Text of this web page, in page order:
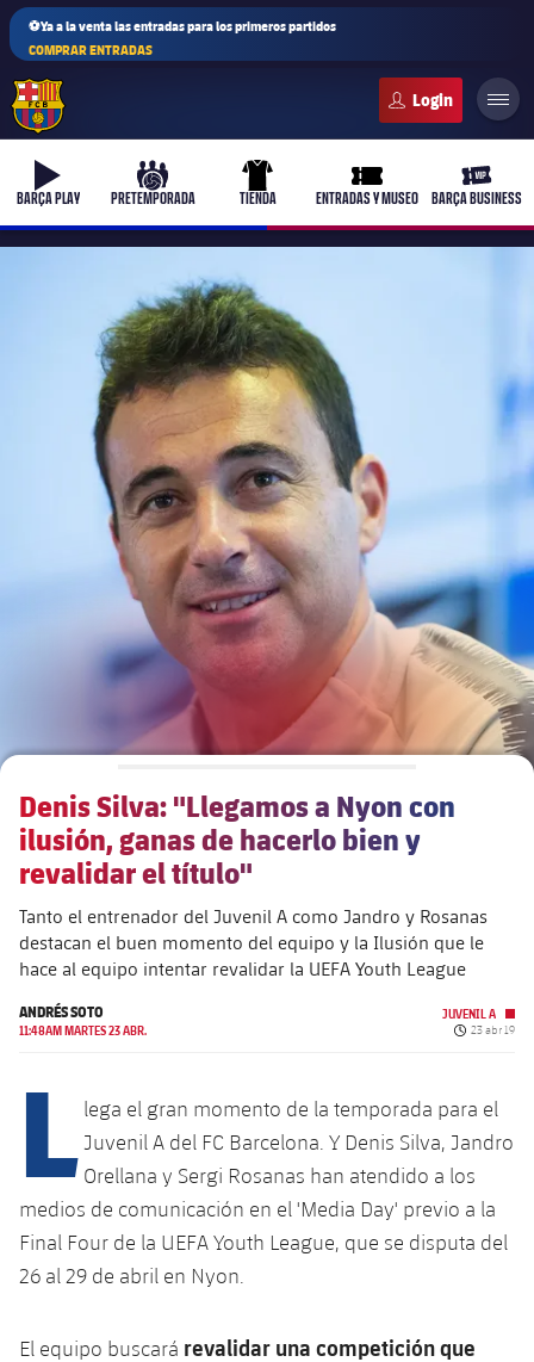
⚽Ya a la venta las entradas para los primeros partidos
COMPRAR ENTRADAS
b-play
BARÇA PLAY
culers-ball
PRETEMPORADA
uniform
TIENDA
ticket-full
ENTRADAS Y MUSEO
ticket-
BARÇA BUSINESS
plusicon
Junta Directiva
Estructura ejecutiva
chevron-right
label.aria.chevronright
Órganos
chevron-right
label.aria.chevronright
Documents
chevron-right
label.aria.chevronright
Comisiones y órganos
plusicon
Barça Academy
Más que un club
Masia 360
La Masia
plusicon
Década a década
Presidentes
Jugadores de leyenda
plusicon
más
Instalaciones
Spotify Camp Nou
Palau Blaugrana
Denis Silva: "Llegamos a Nyon con
ilusión, ganas de hacerlo bien y
revalidar el título"
Tanto el entrenador del Juvenil A como Jandro y Rosanas
destacan el buen momento del equipo y la Ilusión que le
hace al equipo intentar revalidar la UEFA Youth League
ANDRÉS SOTO
11:48AM MARTES 23 ABR.
JUVENIL A
Fecha de
23 abr 19
L lega el gran momento de la temporada para el
Juvenil A del FC Barcelona. Y Denis Silva, Jandro
Orellana y Sergi Rosanas han atendido a los
medios de comunicación en el 'Media Day' previo a la
Final Four de la UEFA Youth League, que se disputa del
26 al 29 de abril en Nyon.
El equipo buscará revalidar una competición que